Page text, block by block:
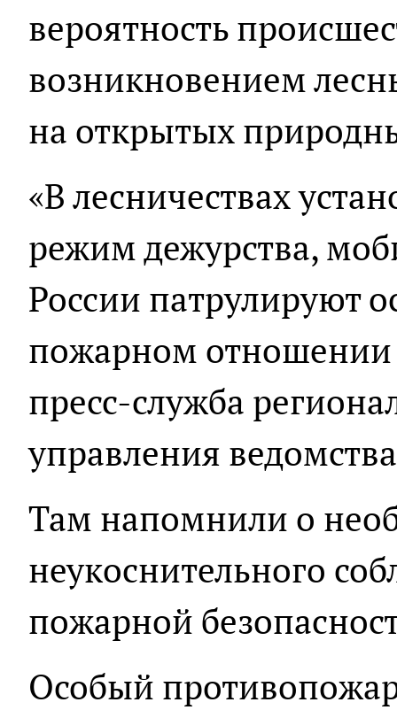
вероятность
возникновением
на открытых
«В лесничествах
режим дежурства,
России патрулируют
пожарном отношении
пресс-служба
управления
Там напомнили о
неукоснительного
пожарной
Особый